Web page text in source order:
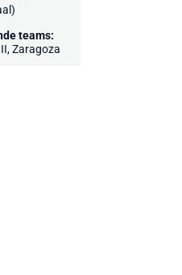
teams:
Zaragoza